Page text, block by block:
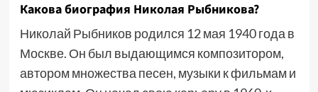
Какова биография Николая Рыбникова?
Николай Рыбников родился 12 мая 1940 года в
Москве. Он был выдающимся композитором,
автором множества песен, музыки к фильмам и